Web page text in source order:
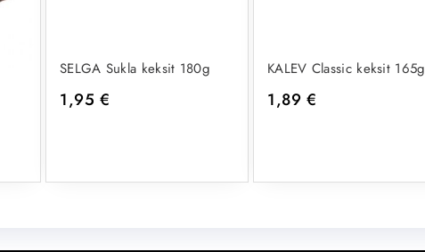
SELGA Sukla keksit 180g
1,95 €
KALEV Classic keksit 165g
1,89 €